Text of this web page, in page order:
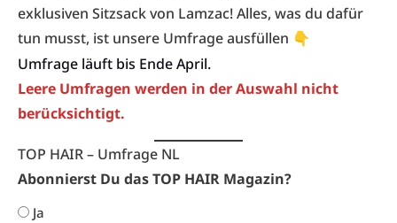
exklusiven Sitzsack von Lamzac! Alles, was du dafür
tun musst, ist unsere Umfrage ausfüllen 👇
Umfrage läuft bis Ende April.
Leere Umfragen werden in der Auswahl nicht
berücksichtigt.
TOP HAIR – Umfrage NL
Abonnierst Du das TOP HAIR Magazin?
Ja